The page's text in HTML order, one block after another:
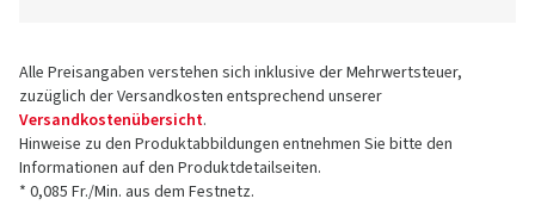
Alle Preisangaben verstehen sich inklusive der Mehrwertsteuer,
zuzüglich der Versandkosten entsprechend unserer
Versandkostenübersicht.
Hinweise zu den Produktabbildungen entnehmen Sie bitte den
Informationen auf den Produktdetailseiten.
* 0,085 Fr./Min. aus dem Festnetz.